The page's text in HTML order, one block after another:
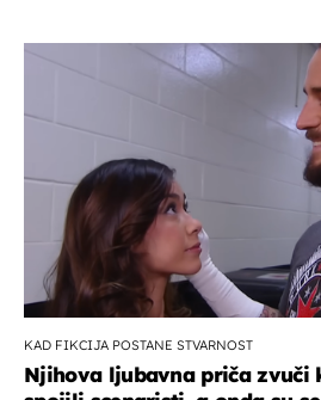
KAD FIKCIJA POSTANE STVARNOST
Njihova ljubavna priča zvuči